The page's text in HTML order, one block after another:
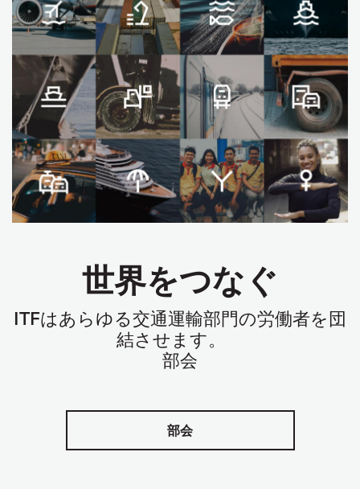
世界をつなぐ
ITFはあらゆる交通運輸部門の労働者を団
結させます。
部会
部会